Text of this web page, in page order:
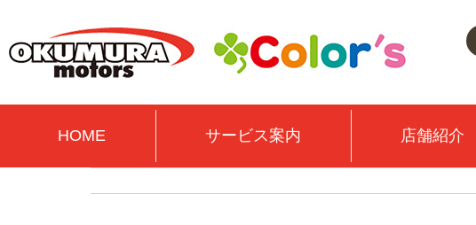
HOME サービス案内 店舗紹介